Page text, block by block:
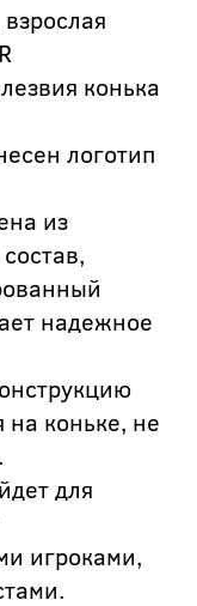
конька
логотип
из
надежное
на коньке, не
для
игроками,